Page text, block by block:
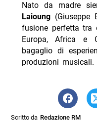
Nato da madre
Laioung(Giuseppe
fusione perfetta tra
Europa, Africa e
bagaglio di
produzioni musicali.
Scritto da Redazione RM